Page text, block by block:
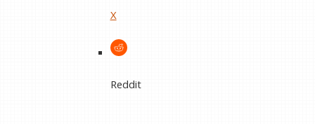
X
Reddit